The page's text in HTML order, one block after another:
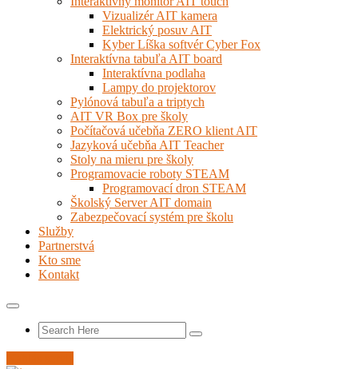
Vizualizér AIT kamera
Elektrický posuv AIT
Kyber Líška softvér Cyber Fox
Interaktívna tabuľa AIT board
Interaktívna podlaha
Lampy do projektorov
Pylónová tabuľa a triptych
AIT VR Box pre školy
Počítačová učebňa ZERO klient AIT
Jazyková učebňa AIT Teacher
Stoly na mieru pre školy
Programovacie roboty STEAM
Programovací dron STEAM
Školský Server AIT domain
Zabezpečovací systém pre školu
Služby
Partnerstvá
Kto sme
Kontakt